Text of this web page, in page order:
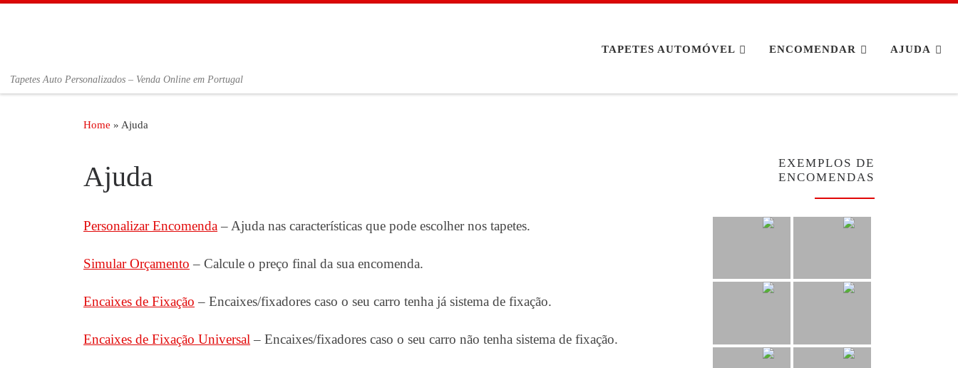
Tapetes Auto Personalizados – Venda Online em Portugal
TAPETES AUTOMÓVEL ENCOMENDAR AJUDA
Home » Ajuda
Ajuda
Personalizar Encomenda – Ajuda nas características que pode escolher nos tapetes.
Simular Orçamento – Calcule o preço final da sua encomenda.
Encaixes de Fixação – Encaixes/fixadores caso o seu carro tenha já sistema de fixação.
Encaixes de Fixação Universal – Encaixes/fixadores caso o seu carro não tenha sistema de fixação.
EXEMPLOS DE
ENCOMENDAS